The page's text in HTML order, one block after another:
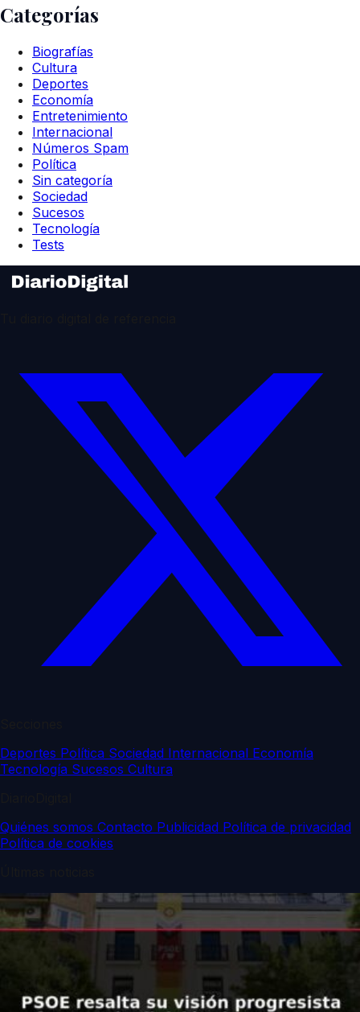
Categorías
Biografías
Cultura
Deportes
Economía
Entretenimiento
Internacional
Números Spam
Política
Sin categoría
Sociedad
Sucesos
Tecnología
Tests
Deportes Política Sociedad Internacional Economía
Tecnología Sucesos Cultura
Quiénes somos Contacto Publicidad Política de privacidad
Política de cookies